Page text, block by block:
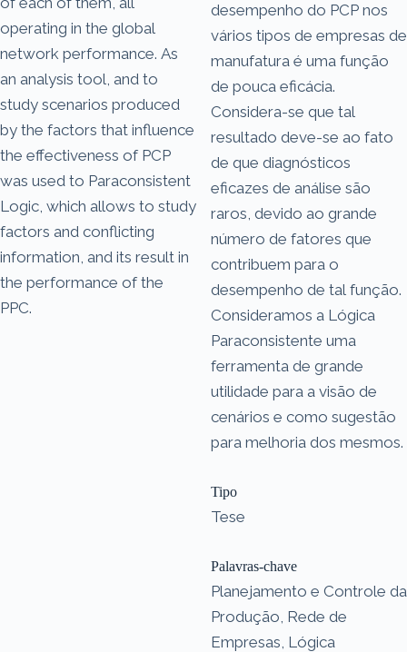
operating in the global
network performance. As
an analysis tool, and to
study scenarios produced
by the factors that influence
the effectiveness of PCP
was used to Paraconsistent
Logic, which allows to study
factors and conflicting
information, and its result in
the performance of the
PPC.
desempenho do PCP nos
vários tipos de empresas de
manufatura é uma função
de pouca eficácia.
Considera-se que tal
resultado deve-se ao fato
de que diagnósticos
eficazes de análise são
raros, devido ao grande
número de fatores que
contribuem para o
desempenho de tal função.
Consideramos a Lógica
Paraconsistente uma
ferramenta de grande
utilidade para a visão de
cenários e como sugestão
para melhoria dos mesmos.
Tipo
Tese
Palavras-chave
Planejamento e Controle da
Produção, Rede de
Empresas, Lógica